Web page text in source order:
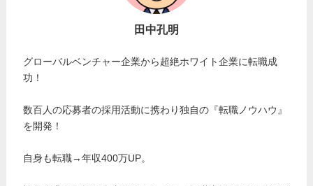
田中孔明
グローバルベンチャー企業から超絶ホワイト企業に転職成
功！
数百人の応募者の採用活動に携わり独自の『転職ノウハウ』
を開発！
自身も転職→年収400万UP。